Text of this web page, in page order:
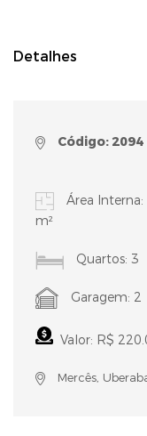
Detalhes
Código: 2094
Área Interna:
m²
Quartos: 3
Garagem: 2
Valor: R$
Mercês,